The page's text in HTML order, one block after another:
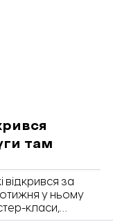
там
відкрився за
у ньому
класи,
заходи для